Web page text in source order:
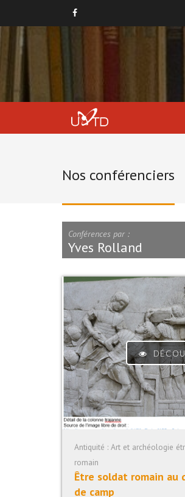
Nos conférenciers
Conférences par :
Yves Rolland
Antiquité : Art et archéologie
romain
Être soldat romain au
de camp